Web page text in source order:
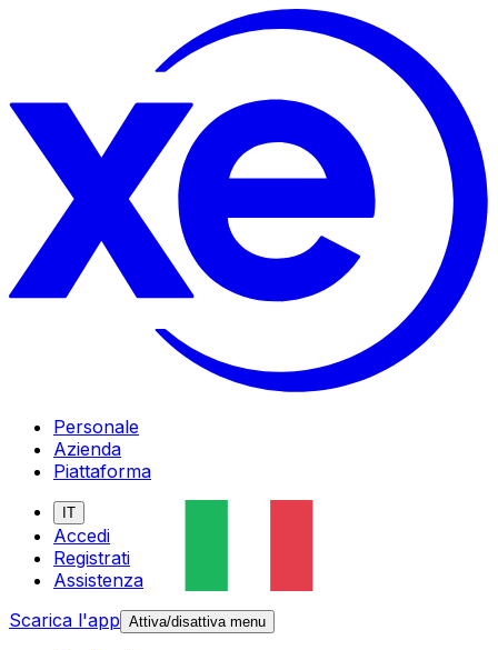
Personale
Azienda
Piattaforma
IT
Accedi
Registrati
Assistenza
Scarica l'app Attiva/disattiva menu